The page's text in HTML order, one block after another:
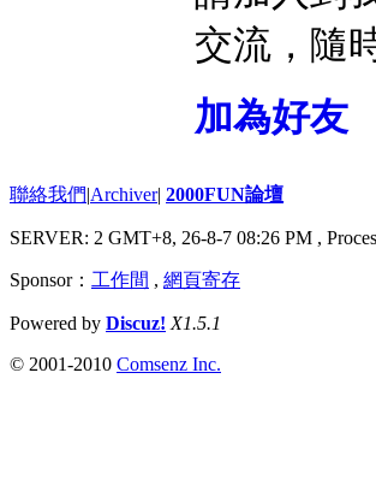
交流，隨
加為好友
聯絡我們|Archiver| 2000FUN論壇
SERVER: 2 GMT+8, 26-8-7 08:26 PM ,
Sponsor： 工作間 , 網頁寄存
Powered by Discuz! X1.5.1
© 2001-2010 Comsenz Inc.